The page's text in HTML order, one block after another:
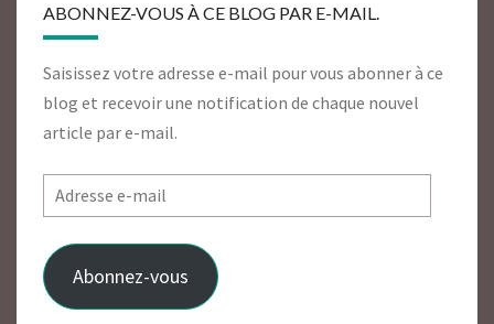
ABONNEZ-VOUS À CE BLOG PAR E-MAIL.
Saisissez votre adresse e-mail pour vous abonner à ce
blog et recevoir une notification de chaque nouvel
article par e-mail.
Adresse
e-
mail
Abonnez-vous